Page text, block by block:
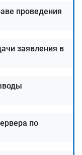
защиты
проведения
заявления в
по